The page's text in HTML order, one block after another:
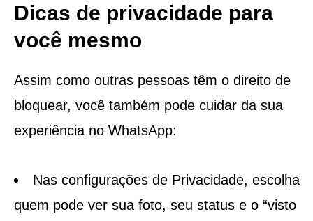
Dicas de privacidade para
você mesmo
Assim como outras pessoas têm o direito de
bloquear, você também pode cuidar da sua
experiência no WhatsApp:
Nas configurações de Privacidade, escolha
quem pode ver sua foto, seu status e o “visto